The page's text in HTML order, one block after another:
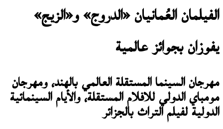
الفيلمان العُمانيان «الدروج» و«الزيج»
يفوزان بجوائز عالمية
مهرجان السينما المستقلة العالمي بالهند، ومهرجان
مومباي الدولي للافلام المستقلة، والأيام السينمائية
الدولية لفيلم التراث بالجزائر